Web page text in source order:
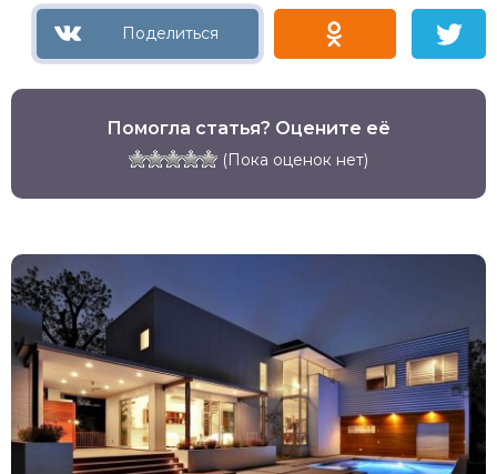
Помогла статья? Оцените её
(Пока оценок нет)